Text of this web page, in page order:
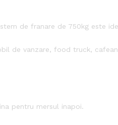
de franare de 750kg este
de vanzare, food truck,
pentru mersul inapoi.